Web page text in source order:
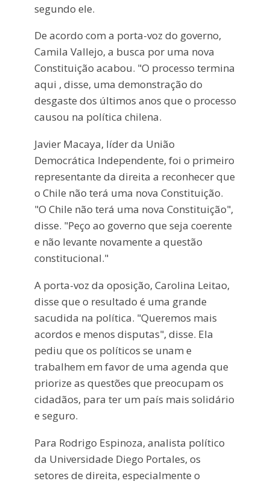
segundo ele.
De acordo com a porta-voz do governo,
Camila Vallejo, a busca por uma nova
Constituição acabou. "O processo termina
aqui , disse, uma demonstração do
desgaste dos últimos anos que o processo
causou na política chilena.
Javier Macaya, líder da União
Democrática Independente, foi o primeiro
representante da direita a reconhecer que
o Chile não terá uma nova Constituição.
"O Chile não terá uma nova Constituição",
disse. "Peço ao governo que seja coerente
e não levante novamente a questão
constitucional."
A porta-voz da oposição, Carolina Leitao,
disse que o resultado é uma grande
sacudida na política. "Queremos mais
acordos e menos disputas", disse. Ela
pediu que os políticos se unam e
trabalhem em favor de uma agenda que
priorize as questões que preocupam os
cidadãos, para ter um país mais solidário
e seguro.
Para Rodrigo Espinoza, analista político
da Universidade Diego Portales, os
setores de direita, especialmente o